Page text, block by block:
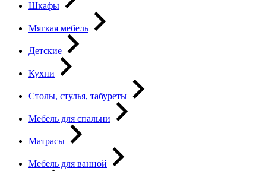
Шкафы
Мягкая мебель
Детские
Кухни
Столы, стулья, табуреты
Мебель для спальни
Матрасы
Мебель для ванной